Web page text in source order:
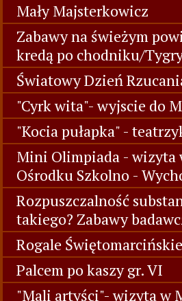
Mały Majsterkowicz
Zabawy na świeżym
kredą po chodniku/
Światowy Dzień
"Cyrk wita"- wyjscie do
"Kocia pułapka" -
Mini Olimpiada - wizyta
Ośrodku Szkolno -
Rozpuszczalność
takiego? Zabawy
Rogale
Palcem po kaszy gr. VI
"Mali artyści"- wizyta w